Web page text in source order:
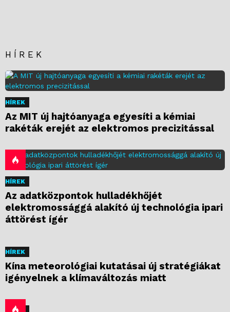
HÍREK
HÍREK
Az MIT új hajtóanyaga egyesíti a kémiai
rakéták erejét az elektromos precizitással
HÍREK
Az adatközpontok hulladékhőjét
elektromossággá alakító új technológia ipari
áttörést ígér
HÍREK
Kína meteorológiai kutatásai új stratégiákat
igényelnek a klímaváltozás miatt
HÍREK